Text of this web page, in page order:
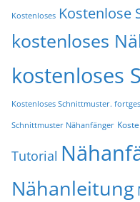
Kostenloses Kostenlose
kostenloses
kostenloses
Kostenloses Schnittmuster.
Schnittmuster Nähanfänger
Tutorial
Nähanleitung